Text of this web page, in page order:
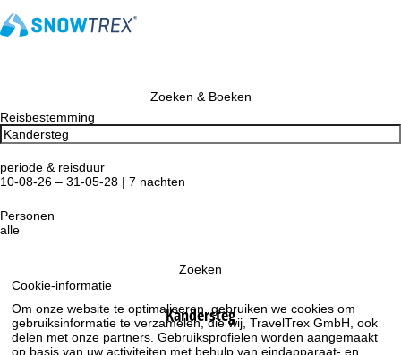
Cookie-informatie
Om onze website te optimaliseren, gebruiken we cookies om
gebruiksinformatie te verzamelen, die wij, TravelTrex GmbH, ook
delen met onze partners. Gebruiksprofielen worden aangemaakt
op basis van uw activiteiten met behulp van eindapparaat- en
Zoeken & Boeken
Reisbestemming
periode & reisduur
10-08-26 – 31-05-28 | 7 nachten
Personen
alle
Zoeken
Kandersteg